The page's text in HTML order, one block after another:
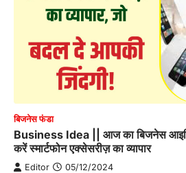
बिजनेस फंडा
Business Idea || आज का बिजनेस
करें स्मार्टफोन एक्सेसरीज़ का व्यापार
Editor 05/12/2024